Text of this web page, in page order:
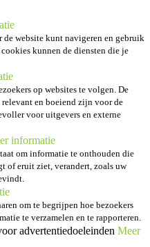
de website kunt navigeren en gebruik
kunnen de diensten die je
op websites te volgen. De
en boeiend zijn voor de
voor uitgevers en externe
informatie
om informatie te onthouden die
of eruit ziet, verandert, zoals uw
om te begrijpen hoe bezoekers
te verzamelen en te rapporteren.
advertentiedoeleinden Meer